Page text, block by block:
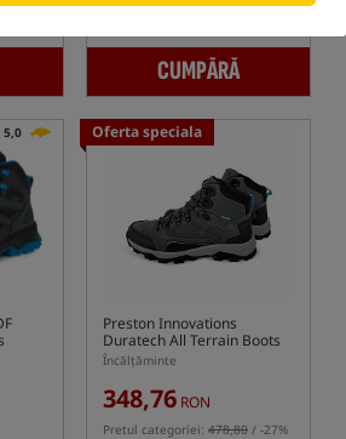
CUMPĂRĂ
5,0 Oferta speciala
Preston Innovations
Duratech All Terrain Boots
Încălțăminte
348,76 RON
Pretul categoriei: 478,80 / -27%